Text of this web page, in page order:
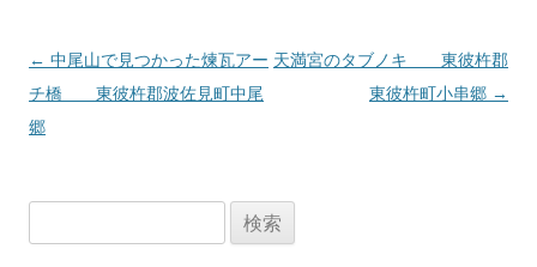
投
稿
ナ
← 中尾山で見つかった煉瓦アー
チ橋 東彼杵郡波佐見町中尾
郷
天満宮のタブノキ 東彼杵郡
東彼杵町小串郷 →
索: